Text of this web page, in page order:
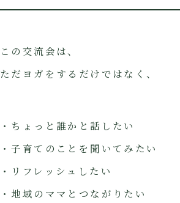
この交流会は、
ただヨガをするだけではなく、
・ちょっと誰かと話したい
・子育てのことを聞いてみたい
・リフレッシュしたい
・地域のママとつながりたい